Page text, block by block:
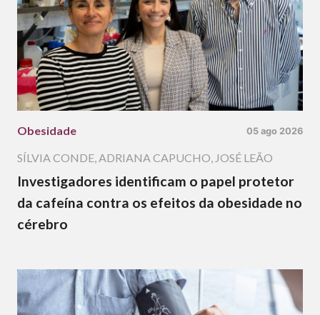
Obesidade 05 ago 2026
SÍLVIA CONDE,ADRIANA CAPUCHO, JOSÉ LEÃO
Investigadores identificam o papel protetor
da cafeína contra os efeitos da obesidade no
cérebro